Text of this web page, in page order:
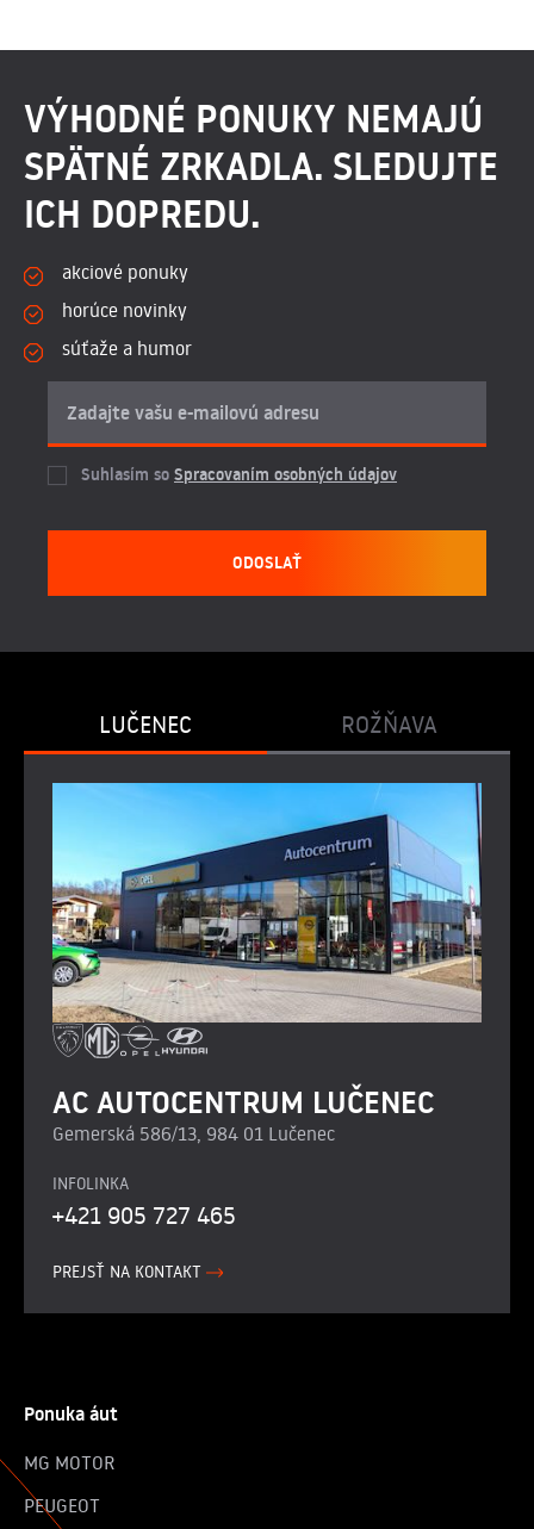
VÝHODNÉ PONUKY NEMAJÚ
SPÄTNÉ ZRKADLA. SLEDUJTE
ICH DOPREDU.
akciové ponuky
horúce novinky
súťaže a humor
Suhlasím so Spracovaním osobných údajov
ODOSLAŤ
LUČENEC ROŽŇAVA
AC AUTOCENTRUM LUČENEC
Gemerská 586/13, 984 01 Lučenec
INFOLINKA
+421 905 727 465
PREJSŤ NA KONTAKT
Ponuka áut
MG MOTOR
PEUGEOT